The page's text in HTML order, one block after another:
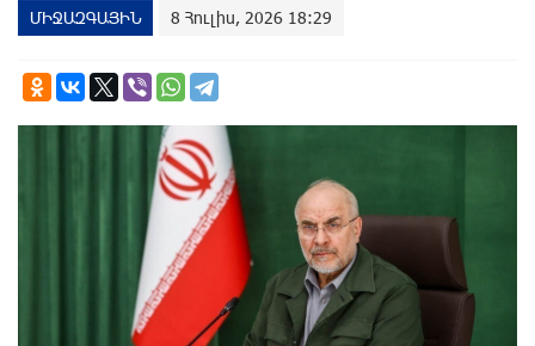
ՄԻՋԱԶԳԱՅԻՆ 8 Հուլիս, 2026 18:29